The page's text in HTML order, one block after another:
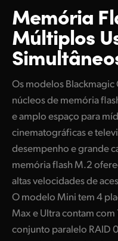
Memória
Múltiplos
Os modelos
núcleos de memória
e amplo espaço para
cinematográficas e
desempenho e grande
memória flash M.2
altas velocidades de
O modelo Mini tem 4
Max e Ultra contam
conjunto paralelo RAID